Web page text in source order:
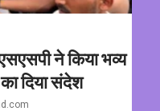
ने किया भव्य
दिया संदेश